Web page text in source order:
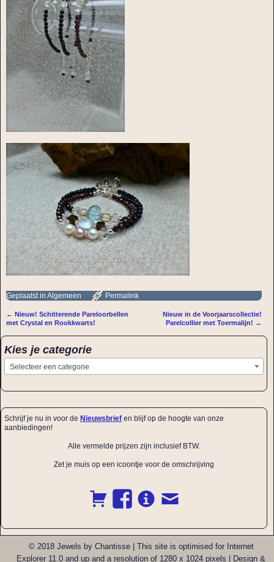
Geplaatst in Algemeen Permalink
Bericht navigatie
← Nieuw! Schitterende Pareloorbellen
met Crystal en Rookkwarts!
Nieuw in de Voorjaarscollectie!
Parelcollier met Toermalijn! →
Kies je categorie
Selecteer een categorie
Schrijf je nu in voor de Nieuwsbrief en blijf op de hoogte van onze
aanbiedingen!
Alle vermelde prijzen zijn inclusief BTW.
Zet je muis op een icoontje voor de omschrijving
© 2018 Jewels by Chantisse | This site is optimised for Internet
Explorer 11.0 and up and a resolution of 1280 x 1024 pixels | Design &